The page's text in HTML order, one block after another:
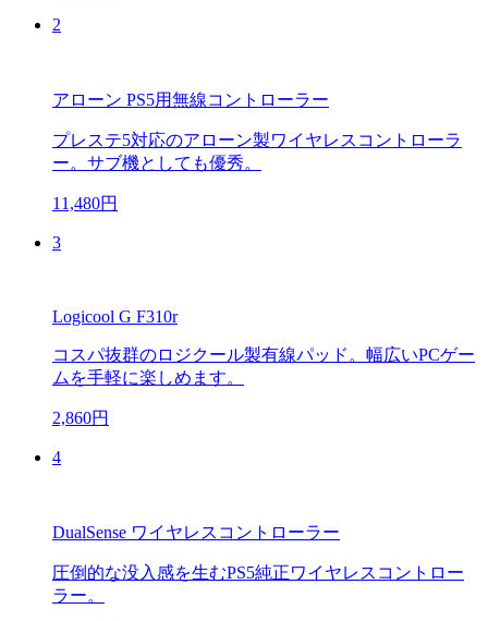
2
アローン PS5用無線コントローラー
プレステ5対応のアローン製ワイヤレスコントローラ
ー。サブ機としても優秀。
11,480円
3
Logicool G F310r
コスパ抜群のロジクール製有線パッド。幅広いPCゲー
ムを手軽に楽しめます。
2,860円
4
DualSense ワイヤレスコントローラー
圧倒的な没入感を生むPS5純正ワイヤレスコントロー
ラー。